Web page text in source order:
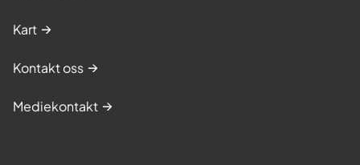
Kart
Kontakt oss
Mediekontakt